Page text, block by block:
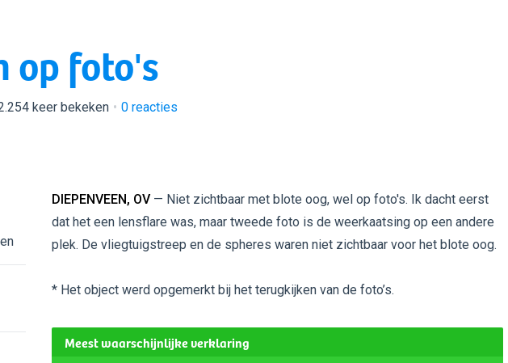
op foto's
keer bekeken 0 reacties
DIEPENVEEN, OV— Niet zichtbaar met blote oog, wel op foto's. Ik dacht eerst
dat het een lensflare was, maar tweede foto is de weerkaatsing op een andere
plek. De vliegtuigstreep en de spheres waren niet zichtbaar voor het blote oog.
* Het object werd opgemerkt bij het terugkijken van de foto’s.
Meest waarschijnlijke verklaring